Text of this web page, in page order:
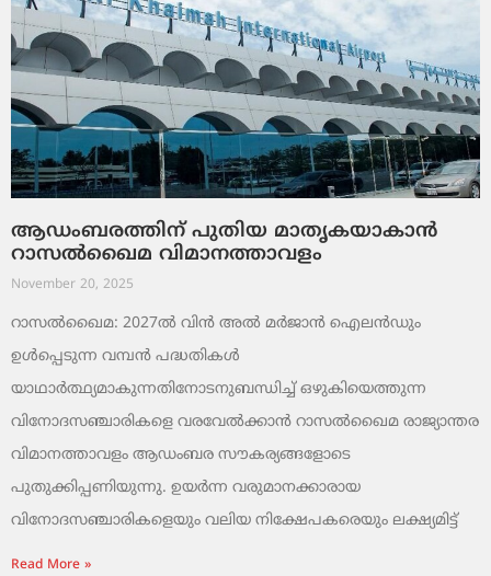
ആഡംബരത്തിന് പുതിയ മാതൃകയാകാൻ
റാസൽഖൈമ വിമാനത്താവളം
November 20, 2025
റാസൽഖൈമ: 2027ൽ വിൻ അൽ മർജാൻ ഐലൻഡും
ഉൾപ്പെടുന്ന വമ്പൻ പദ്ധതികൾ
യാഥാർത്ഥ്യമാകുന്നതിനോടനുബന്ധിച്ച് ഒഴുകിയെത്തുന്ന
വിനോദസഞ്ചാരികളെ വരവേൽക്കാൻ റാസൽഖൈമ രാജ്യാന്തര
വിമാനത്താവളം ആഡംബര സൗകര്യങ്ങളോടെ
പുതുക്കിപ്പണിയുന്നു. ഉയർന്ന വരുമാനക്കാരായ
വിനോദസഞ്ചാരികളെയും വലിയ നിക്ഷേപകരെയും ലക്ഷ്യമിട്ട്
Read More »